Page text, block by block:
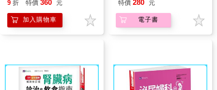
9 折 特價 360 元
加入購物車
特價 280 元
電子書